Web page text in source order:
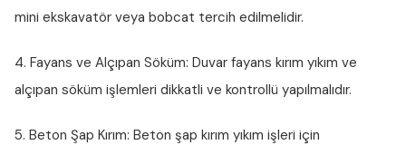
mini ekskavatör veya bobcat tercih edilmelidir.
4. Fayans ve Alçıpan Söküm: Duvar fayans kırım yıkım ve
alçıpan söküm işlemleri dikkatli ve kontrollü yapılmalıdır.
5. Beton Şap Kırım: Beton şap kırım yıkım işleri için